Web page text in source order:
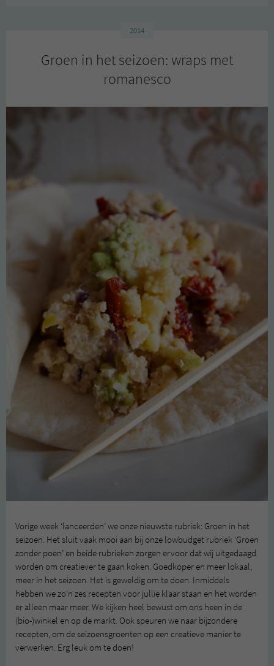
2014
Groen in het seizoen: wraps met
romanesco
Vorige week ‘lanceerden’ we onze nieuwste rubriek: Groen in het
seizoen. Het sluit vaak mooi aan bij onze lowbudget rubriek ‘Groen
zonder poen’ en beide rubrieken zorgen ervoor dat wij uitgedaagd
worden om creatiever te gaan koken. Goedkoper en meer lokaal,
meer in het seizoen. Het is geweldig om te doen. Inmiddels
hebben we zo’n zes recepten voor jullie klaar staan en het worden
er alleen maar meer. We kijken heel bewust om ons heen in de
(bio-)winkel en op de markt. Ook speuren we naar bijzondere
recepten, om de seizoensgroenten op een creatieve manier te
verwerken. Erg leuk om te doen!